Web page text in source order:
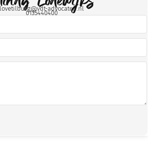
lovetilburg@vdt-advocaten.nl
0135440400